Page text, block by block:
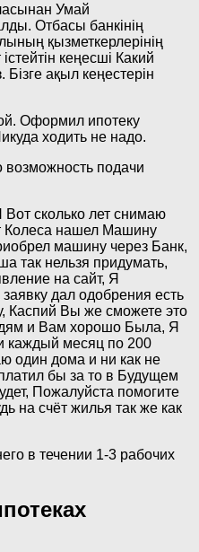
Умай
Отбасы банкінің
қызметкерлерінің
кеңесші Какий
ақыл кеңестерін
Оформил ипотеку
ходить не надо.
возможность подачи
сколько лет снимаю
Колеса нашел Машину
машину через Банк,
так нельзя придумать,
на сайт, Я
дал одобрения есть
Каспий Вы же сможете это
и Вам хорошо Была, Я
каждый месяц по 200
один дома и ни как не
бы за то в Будущем
Пожалуйста помогите
на счёт жилья так же как
в течении 1-3 рабочих